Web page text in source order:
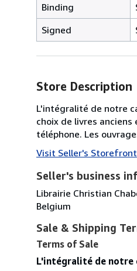
Binding
Signed
Store Description
L'intégralité de notre
choix de livres
téléphone. Les
Visit Seller's Storefront
Seller's business
Librairie Christian
Belgium
Sale & Shipping
Terms of Sale
L'intégralité de notre